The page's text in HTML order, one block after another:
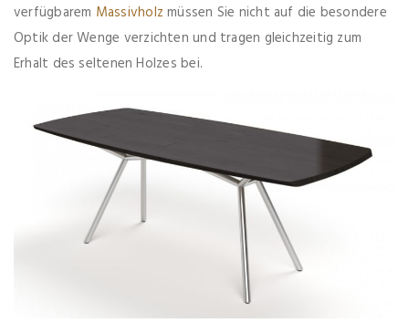
verfügbarem Massivholz müssen Sie nicht auf die besondere
Optik der Wenge verzichten und tragen gleichzeitig zum
Erhalt des seltenen Holzes bei.